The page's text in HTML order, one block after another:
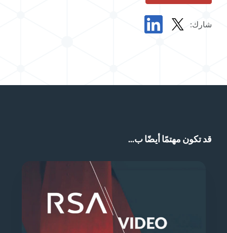
شارك:
قد تكون مهتمًا أيضًا ب...